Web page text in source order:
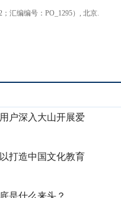
汇编编号：PO_1295）, 北京.
户深入大山开展爱
打造中国文化教育